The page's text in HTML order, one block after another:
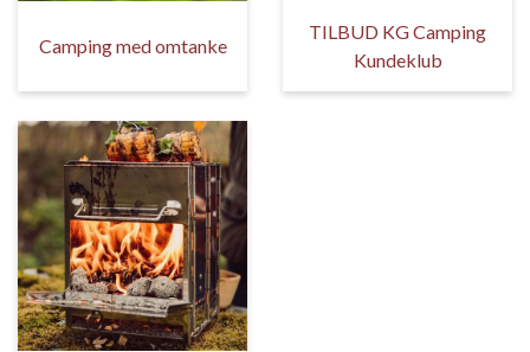
Camping med omtanke
TILBUD KG Camping
Kundeklub